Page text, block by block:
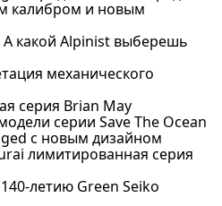
калибром и новым
какой Alpinist выберешь
механического
серия Brian May
серии Save The Ocean
с новым дизайном
лимитированная серия
летию Green Seiko